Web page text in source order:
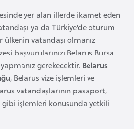
yer alan illerde ikamet eden
ya da Türkiye’de oturum
vatandaşı olmanız
başvurularınızı Belarus Bursa
gerekecektir. Belarus
, Belarus vize işlemleri ve
vatandaşlarının pasaport,
gibi işlemleri konusunda yetkili